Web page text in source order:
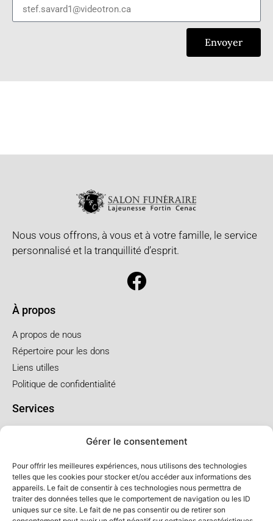
Gérer le consentement
Pour offrir les meilleures expériences, nous utilisons des technologies
telles que les cookies pour stocker et/ou accéder aux informations des
appareils. Le fait de consentir à ces technologies nous permettra de
traiter des données telles que le comportement de navigation ou les ID
uniques sur ce site. Le fait de ne pas consentir ou de retirer son
Envoyer
Nous vous offrons, à vous et à votre famille, le service
personnalisé et la tranquillité d’esprit.
À propos
A propos de nous
Répertoire pour les dons
Liens utilles
Politique de confidentialité
Services
Funérailles au salon
Forfaits et prix
Forfait crémation